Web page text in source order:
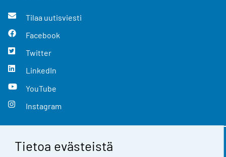
Tietoa evästeistä
Tilaa uutisviesti
Facebook
Twitter
LinkedIn
YouTube
Instagram
Yhteystiedot